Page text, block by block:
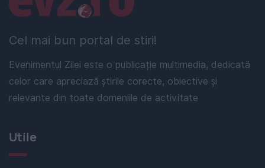
Cel mai bun portal de stiri!
Evenimentul Zilei este o publicație multimedia, dedicată
celor care apreciază știrile corecte, obiective și
relevante din toate domeniile de activitate
Utile